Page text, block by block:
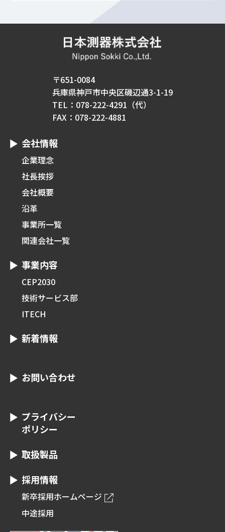
〒651-0084
兵庫県神戸市中央区磯辺通3-1-19
TEL：078-222-4291（代）
FAX：078-222-4881
会社情報
企業理念
社長挨拶
会社概要
沿革
事業所一覧
関連会社一覧
事業内容
CEP2030
技術サービス部
ITECH
新着情報
お問い合わせ
プライバシー
ポリシー
取扱製品
採用情報
新卒採用ホームページ
中途採用